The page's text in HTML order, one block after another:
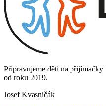
Připravujeme děti na přijímačky
od roku 2019.
Josef Kvasničák